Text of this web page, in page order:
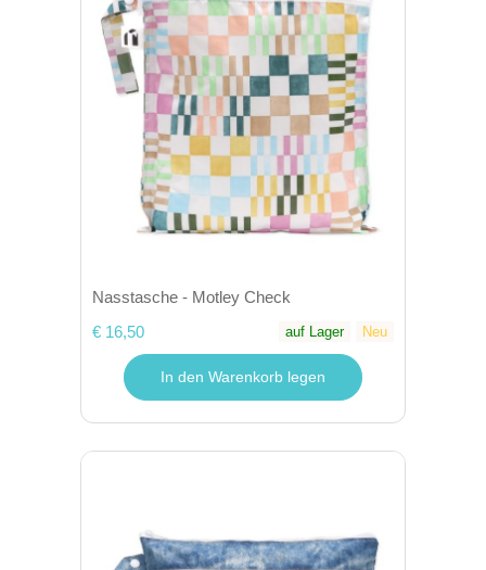
Nasstasche - Motley Check
€ 16,50
auf Lager Neu
In den Warenkorb legen